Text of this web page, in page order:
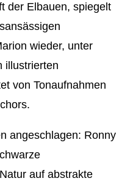
der Elbauen, spiegelt
wieder, unter
illustrierten
von Tonaufnahmen
angeschlagen: Ronny
auf abstrakte